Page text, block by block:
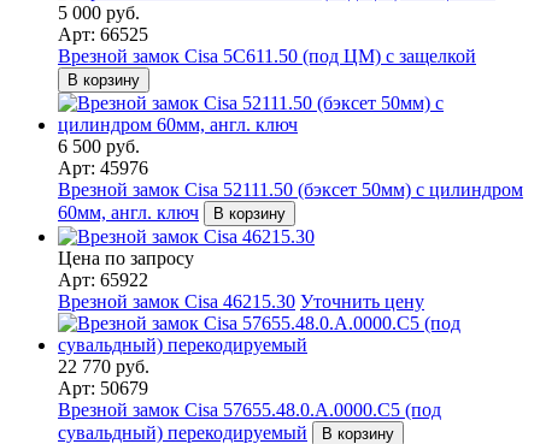
5 000 руб.
Арт: 66525
Врезной замок Cisa 5С611.50 (под ЦМ) с защелкой
В корзину
6 500 руб.
Арт: 45976
Врезной замок Cisa 52111.50 (бэксет 50мм) с цилиндром
60мм, англ. ключ
В корзину
Цена по запросу
Арт: 65922
Врезной замок Cisa 46215.30 Уточнить цену
22 770 руб.
Арт: 50679
Врезной замок Cisa 57655.48.0.A.0000.C5 (под
сувальдный) перекодируемый
В корзину